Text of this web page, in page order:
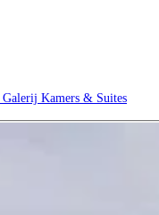
Galerij Kamers & Suites